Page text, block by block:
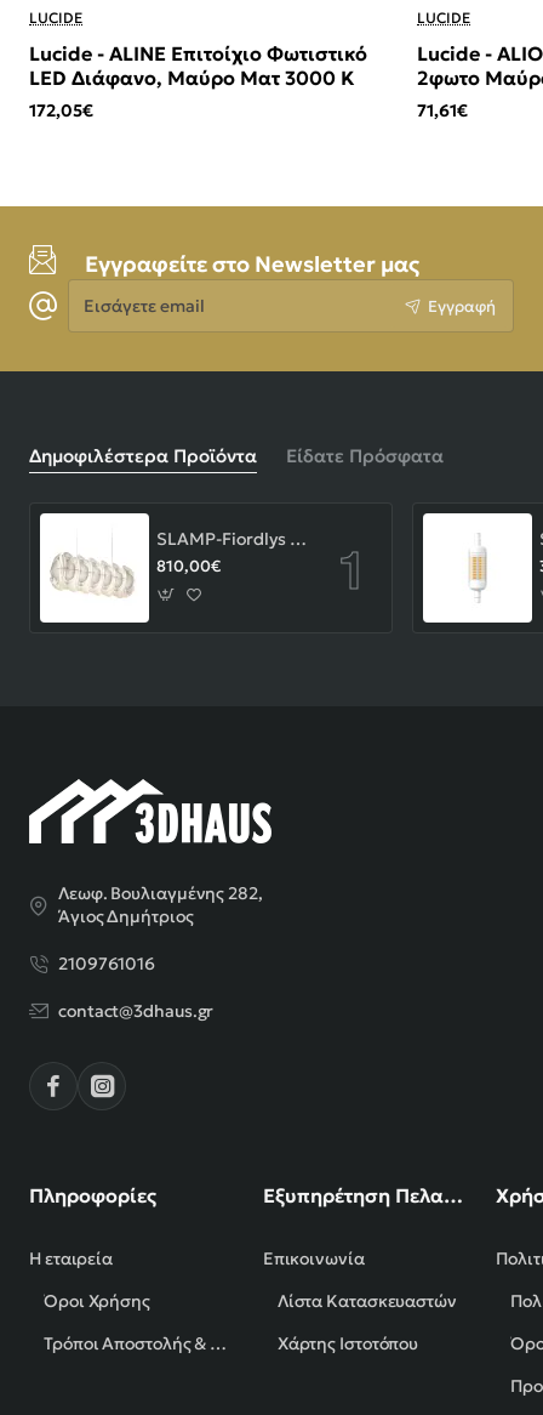
LUCIDE
Lucide - ALINE Επιτοίχιο Φωτιστικό
LED Διάφανο, Μαύρο Ματ 3000 K
172,05€
LUCIDE
Lucide -
2φωτο
(Smoke)
71,61€
Εγγραφείτε στο Newsletter μας
Εισάγετε
email
Εγγραφή
Δημοφιλέστερα Προϊόντα Είδατε Πρόσφατα
SLAMP-Fiordlys Linear Φωτιστικό Κρεμαστό 90x26x33cm White ΚΩΔ.-FRDSXXLWHT01T00LINEU
810,00€
Λεωφ. Βουλιαγμένης 282,
Άγιος Δημήτριος
2109761016
contact@3dhaus.gr
Πληροφορίες
Η εταιρεία
Όροι Χρήσης
Τρόποι Αποστολής & Πληρωμής
Εξυπηρέτηση Πελατών
Επικοινωνία
Λίστα Κατασκευαστών
Χάρτης Ιστοτόπου